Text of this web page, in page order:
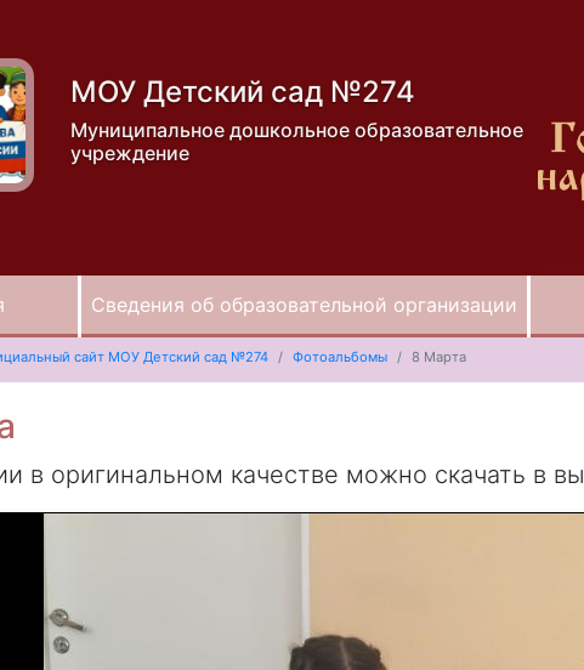
МОУ Детский сад №274
Муниципальное дошкольное образовательное
учреждение
Сведения об образовательной организации
сайт МОУ Детский сад №274 Фотоальбомы 8 Марта
в оригинальном качестве можно скачать